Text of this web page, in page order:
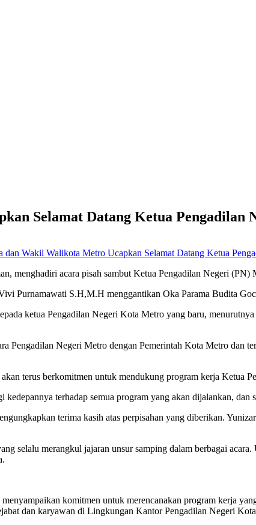
Selamat Datang Ketua Pengadilan
dan Wakil Walikota Metro Ucapkan Selamat Datang Ketua
menghadiri acara pisah sambut Ketua Pengadilan Negeri
Purnamawati S.H,M.H menggantikan Oka Parama Budita
ketua Pengadilan Negeri Kota Metro yang baru,
Pengadilan Negeri Metro dengan Pemerintah Kota Metro dan
terus berkomitmen untuk mendukung program kerja Ketua
terhadap semua program yang akan dijalankan,
terima kasih atas perpisahan yang diberikan.
selalu merangkul jajaran unsur samping dalam berbagai
komitmen untuk merencanakan program kerja
dan karyawan di Lingkungan Kantor Pengadilan Negeri